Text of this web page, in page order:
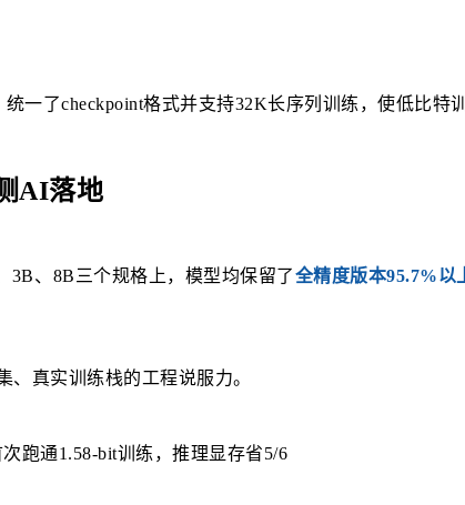
一了checkpoint格式并支持32K长序列训练，使低比特
AI落地
3B、8B三个规格上，模型均保留了全精度版本95.7%以
真实训练栈的工程说服力。